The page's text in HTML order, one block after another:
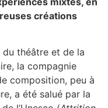
créations
du théâtre et de la
la compagnie
composition, peu à
a été salué par la